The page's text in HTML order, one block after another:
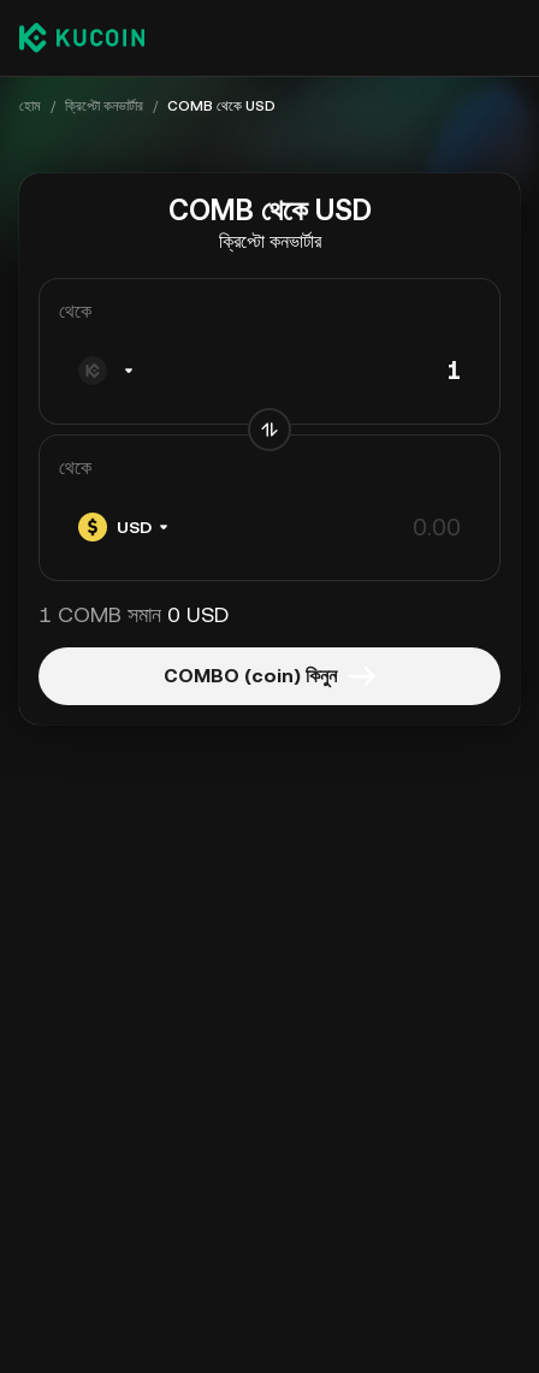
হোম / ক্রিপ্টো কনভার্টার / COMB থেকে USD
COMB থেকে USD
ক্রিপ্টো কনভার্টার
থেকে
থেকে
USD
1 COMB সমান 0 USD
COMBO (coin) কিনুন